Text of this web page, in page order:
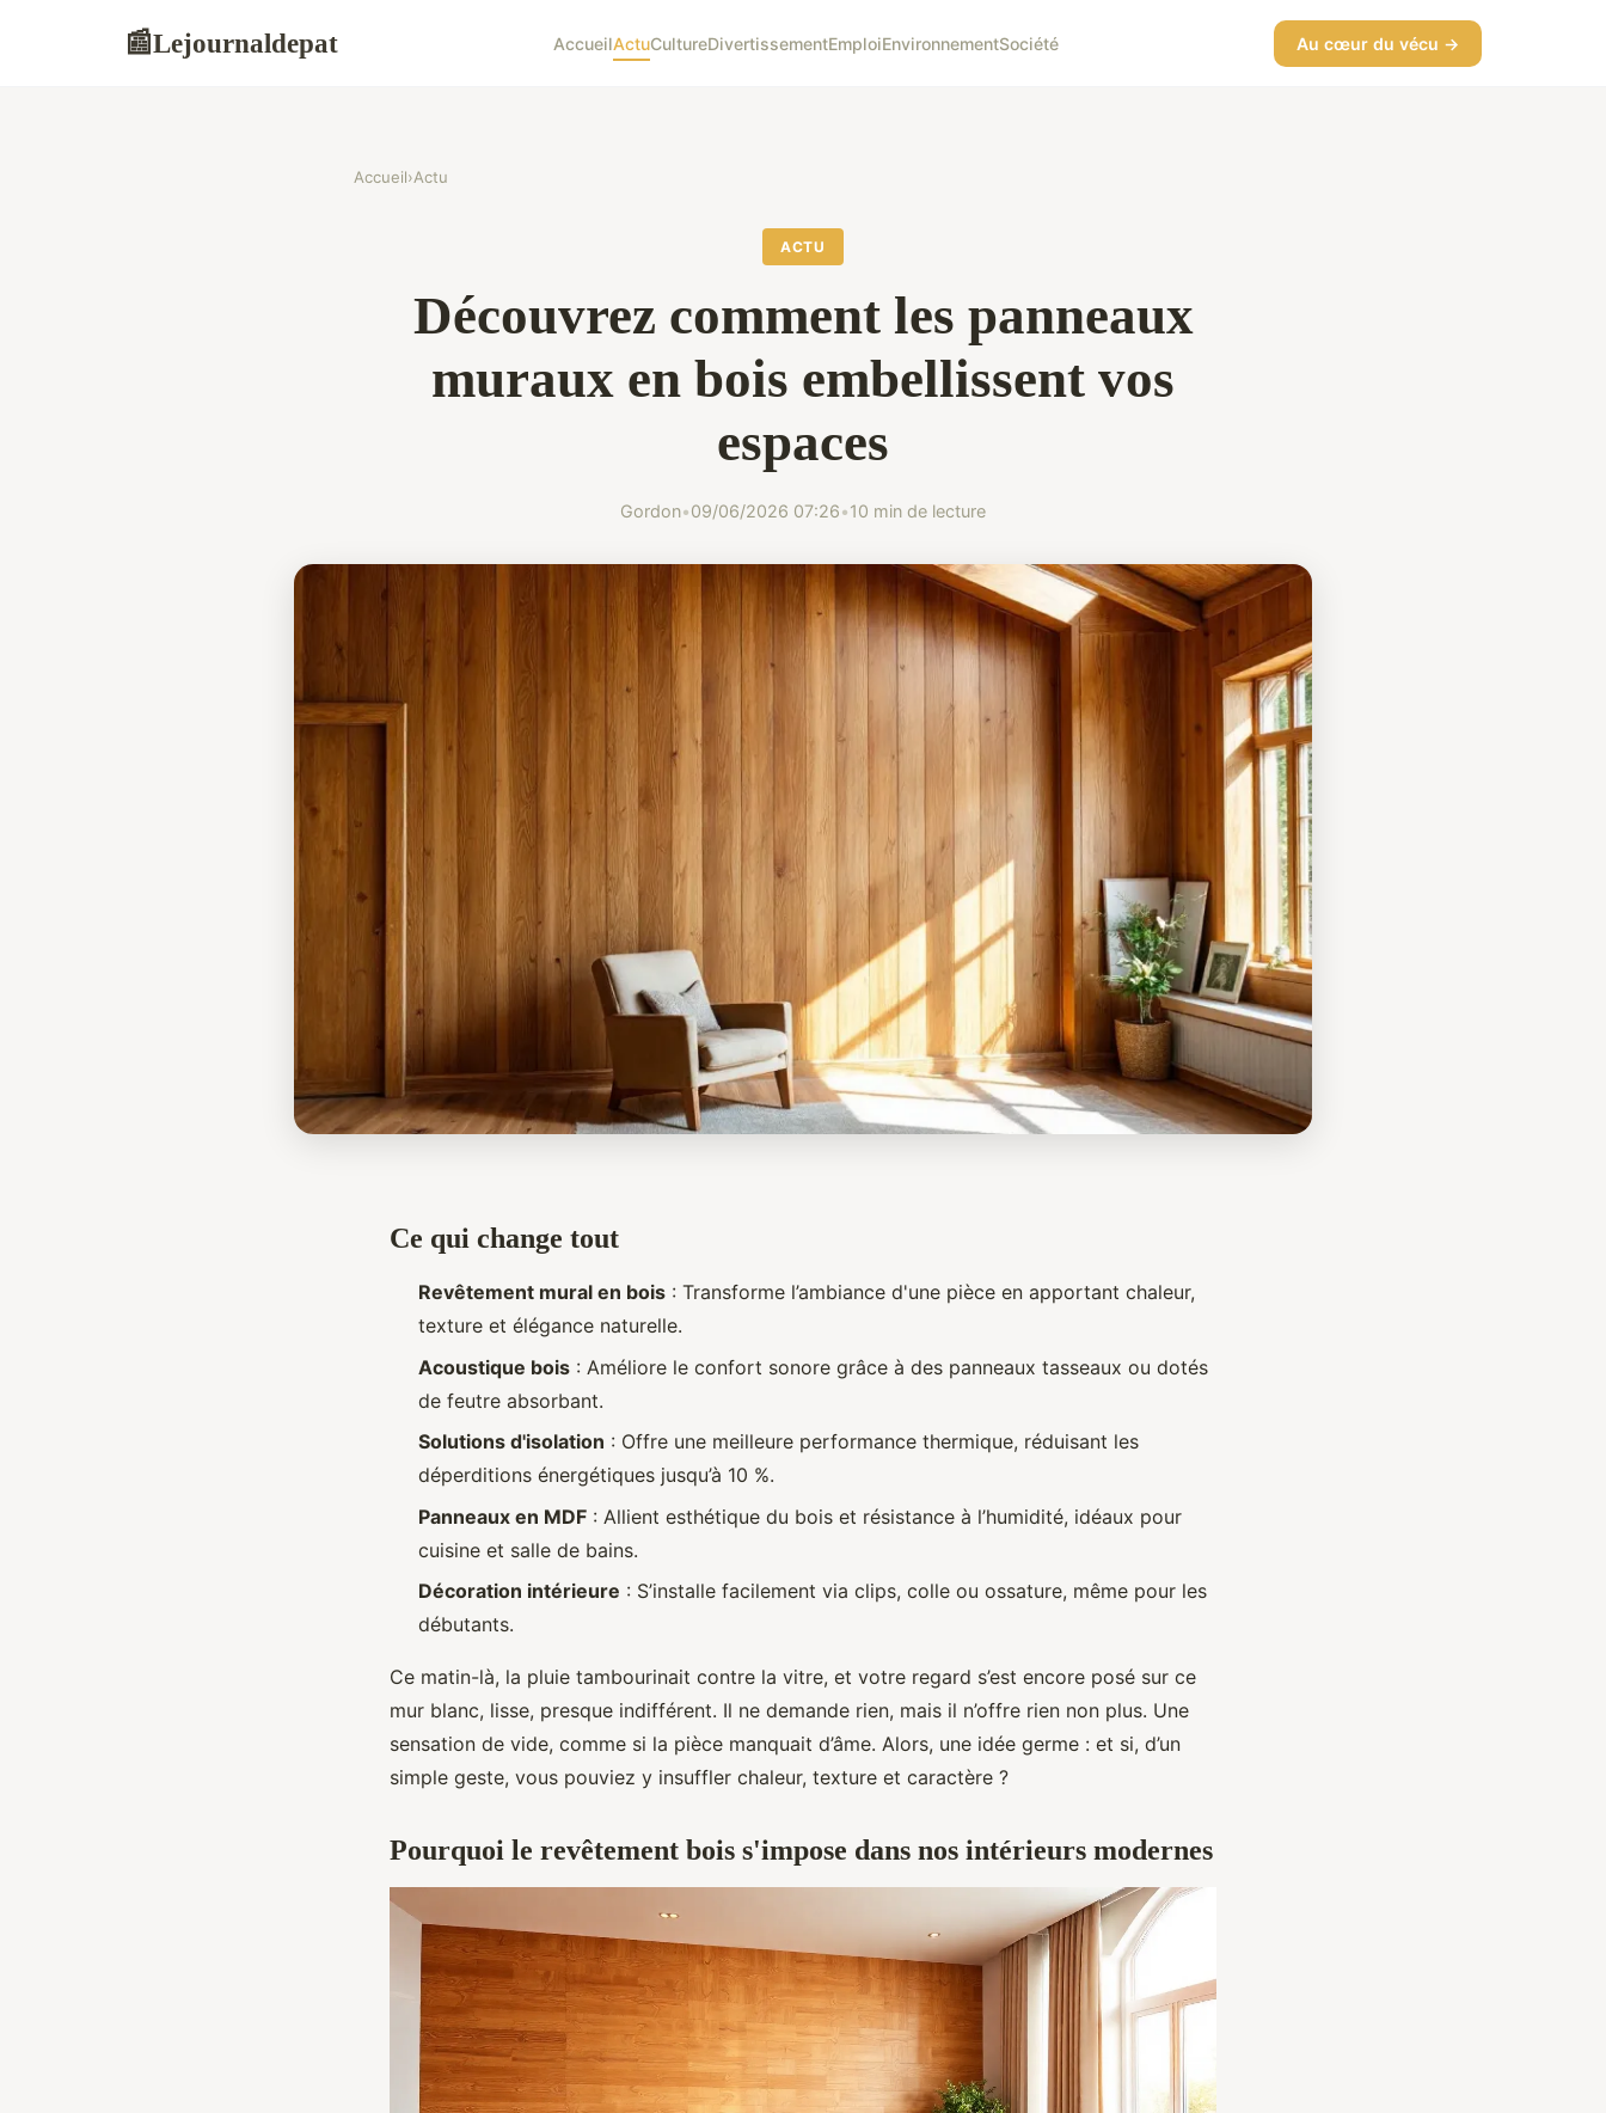
📰Lejournaldepat AccueilActuCultureDivertissementEmploiEnvironnementSociété Au cœur du vécu →
Accueil›Actu
ACTU
Découvrez comment les panneaux
muraux en bois embellissent vos
espaces
Gordon•09/06/2026 07:26•10 min de lecture
Ce qui change tout
Revêtement mural en bois : Transforme l’ambiance d'une pièce en apportant chaleur,
texture et élégance naturelle.
Acoustique bois : Améliore le confort sonore grâce à des panneaux tasseaux ou dotés
de feutre absorbant.
Solutions d'isolation : Offre une meilleure performance thermique, réduisant les
déperditions énergétiques jusqu’à 10 %.
Panneaux en MDF : Allient esthétique du bois et résistance à l’humidité, idéaux pour
cuisine et salle de bains.
Décoration intérieure : S’installe facilement via clips, colle ou ossature, même pour les
débutants.
Ce matin-là, la pluie tambourinait contre la vitre, et votre regard s’est encore posé sur ce
mur blanc, lisse, presque indifférent. Il ne demande rien, mais il n’offre rien non plus. Une
sensation de vide, comme si la pièce manquait d’âme. Alors, une idée germe : et si, d’un
simple geste, vous pouviez y insuffler chaleur, texture et caractère ?
Pourquoi le revêtement bois s'impose dans nos intérieurs modernes